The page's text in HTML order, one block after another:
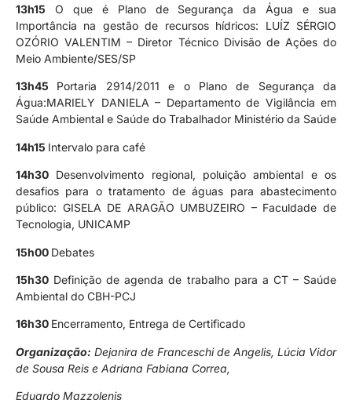
13h15 O que é Plano de Segurança da Água e sua
Importância na gestão de recursos hídricos: LUÍZ SÉRGIO
OZÓRIO VALENTIM – Diretor Técnico Divisão de Ações do
Meio Ambiente/SES/SP
13h45 Portaria 2914/2011 e o Plano de Segurança da
Água:MARIELY DANIELA – Departamento de Vigilância em
Saúde Ambiental e Saúde do Trabalhador Ministério da Saúde
14h15 Intervalo para café
14h30 Desenvolvimento regional, poluição ambiental e os
desafios para o tratamento de águas para abastecimento
público: GISELA DE ARAGÃO UMBUZEIRO – Faculdade de
Tecnologia, UNICAMP
15h00 Debates
15h30 Definição de agenda de trabalho para a CT – Saúde
Ambiental do CBH-PCJ
16h30 Encerramento, Entrega de Certificado
Organização: Dejanira de Franceschi de Angelis, Lúcia Vidor
de Sousa Reis e Adriana Fabiana Correa,
Eduardo Mazzolenis